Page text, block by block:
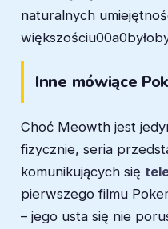
naturalnych
Inne mówiące
Choć Meowth jest
fizycznie, seria
komunikujących się
pierwszego filmu
– jego usta się nie